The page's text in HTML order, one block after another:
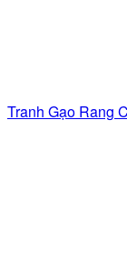
Tranh Gạo Rang